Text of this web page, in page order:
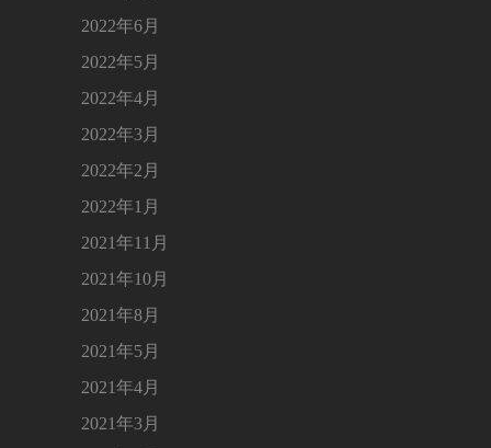
2022年6月
2022年5月
2022年4月
2022年3月
2022年2月
2022年1月
2021年11月
2021年10月
2021年8月
2021年5月
2021年4月
2021年3月